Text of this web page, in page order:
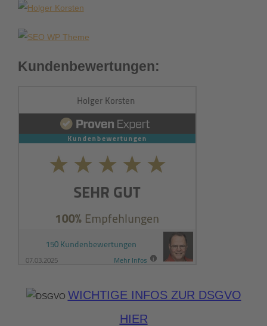
Kundenbewertungen:
WICHTIGE INFOS ZUR DSGVO
HIER